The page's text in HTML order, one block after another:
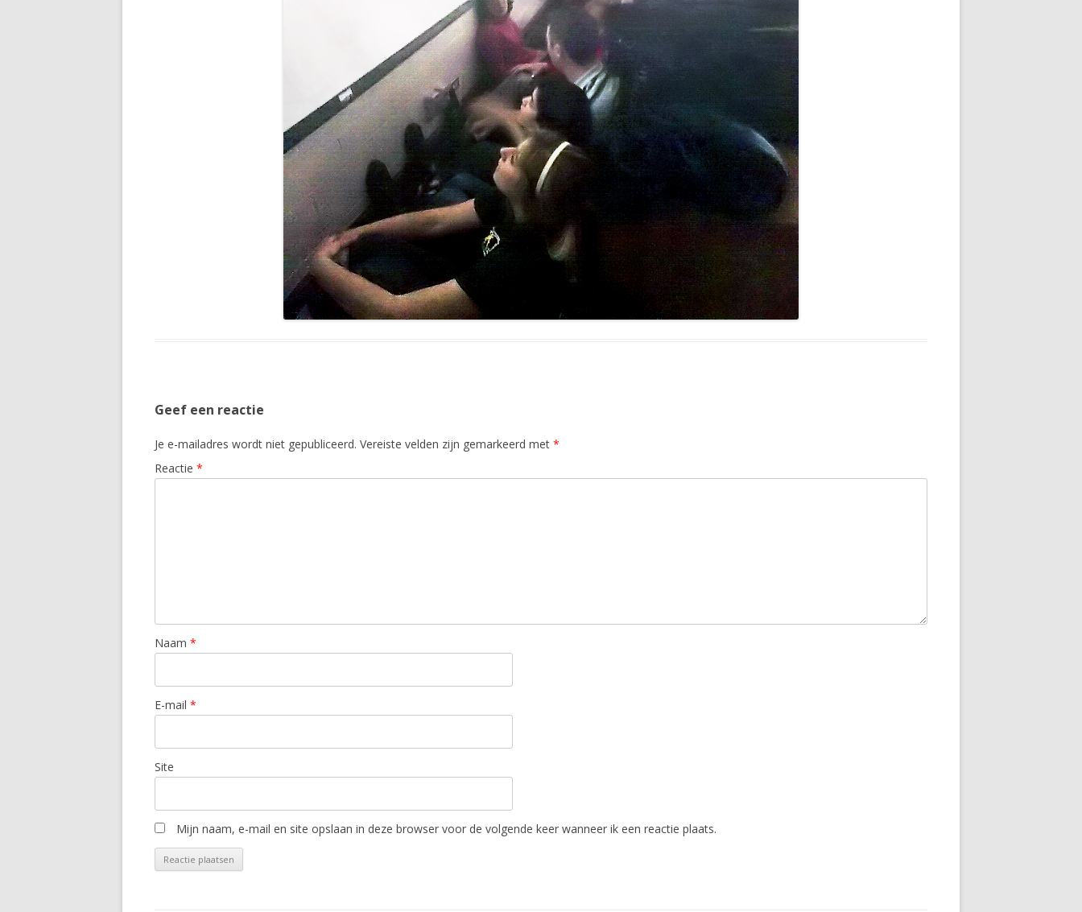
Geef een reactie
Je e-mailadres wordt niet gepubliceerd. Vereiste velden zijn gemarkeerd met *
Reactie *
Naam *
E-mail *
Site
Mijn naam, e-mail en site opslaan in deze browser voor de volgende keer wanneer ik een reactie plaats.